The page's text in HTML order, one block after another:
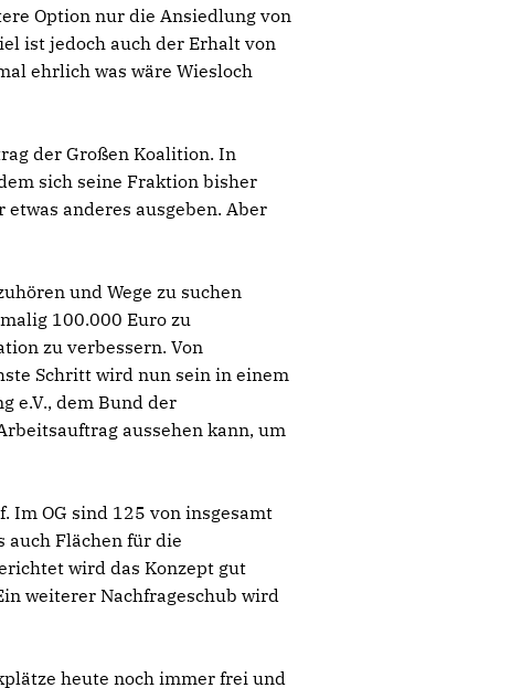
Option nur die Ansiedlung von
ist jedoch auch der Erhalt von
ehrlich was wäre Wiesloch
der Großen Koalition. In
sich seine Fraktion bisher
anderes ausgeben. Aber
und Wege zu suchen
100.000 Euro zu
zu verbessern. Von
Schritt wird nun sein in einem
e.V., dem Bund der
aussehen kann, um
Im OG sind 125 von insgesamt
auch Flächen für die
wird das Konzept gut
weiterer Nachfrageschub wird
heute noch immer frei und